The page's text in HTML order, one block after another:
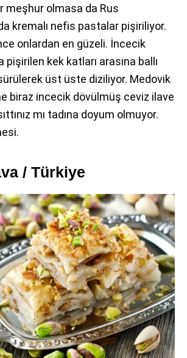
meşhur olmasa da Rus
kremalı nefis pastalar pişiriliyor.
onlardan en güzeli. İncecik
pişirilen kek katları arasına ballı
üst üste diziliyor. Medovik
biraz incecik dövülmüş ceviz ilave
mı tadına doyum olmuyor.
/ Türkiye